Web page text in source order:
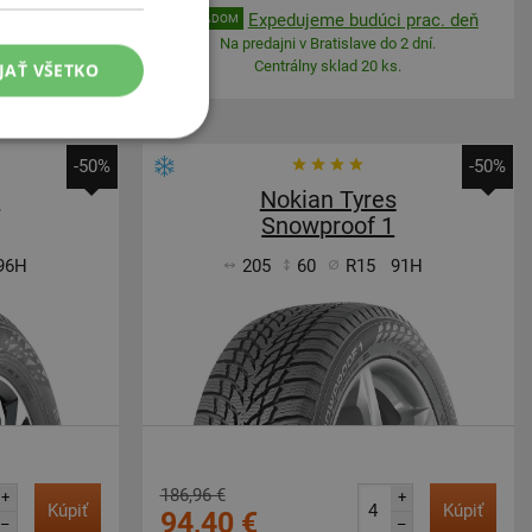
2 dní.
SKLADOM Expedujeme budúci prac. deň
Na predajni v Bratislave do 2 dní.
Centrálny sklad 20 ks.
-50%
+
–
Kúpiť
-50%
Nokian Tyres
Snowproof 1
205 60 R15 91H
186,96 €
94,40 €
+
–
Kúpiť
VŠETKO